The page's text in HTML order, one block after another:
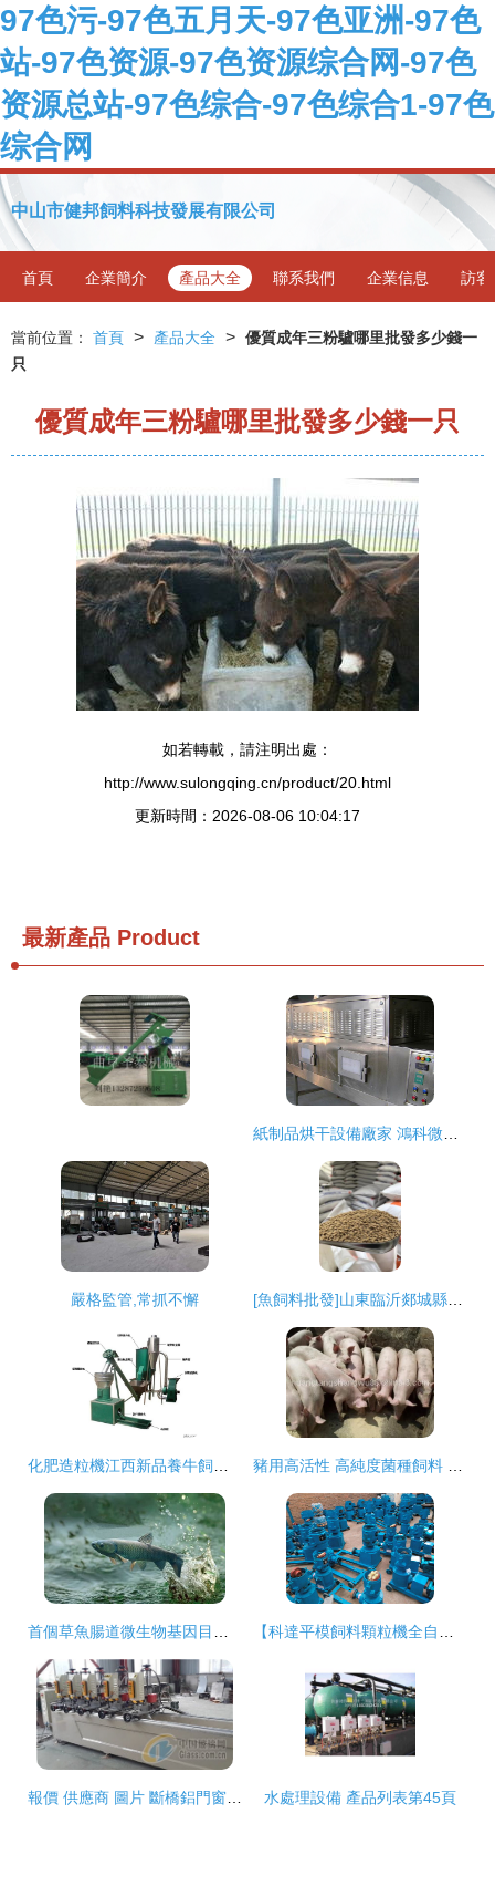
97色污-97色五月天-97色亚洲-97色
站-97色资源-97色资源综合网-97色
资源总站-97色综合-97色综合1-97色
综合网
中山市健邦飼料科技發展有限公司
首頁 企業簡介 產品大全 聯系我們 企業信息 訪客
當前位置： 首頁 > 產品大全 > 優質成年三粉驢哪里批發多少錢一
只
優質成年三粉驢哪里批發多少錢一只
如若轉載，請注明出處：
http://www.sulongqing.cn/product/20.html
更新時間：2026-08-06 10:04:17
最新產品 Product
嚴格監管,常抓不懈
水處理設備 產品列表第45頁